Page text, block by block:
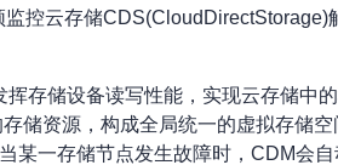
控云存储CDS(CloudDirectStorage)
存储设备读写性能，实现云存储中
储资源，构成全局统一的虚拟存储空
某一存储节点发生故障时，CDM会